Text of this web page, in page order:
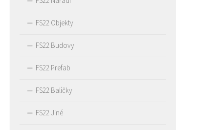
FS22 Objekty
FS22 Budovy
FS22 Prefab
FS22 Balíčky
FS22 Jiné